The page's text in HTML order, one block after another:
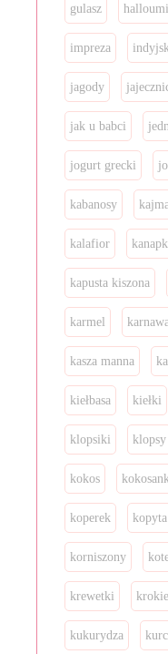
gulasz halloumi
impreza
jagody
jak u babci
jogurt grecki
kabanosy
kalafior
kapusta kiszona
karmel
kasza manna
kiełbasa kiełki
klopsiki klopsy
kokos
koperek kopyta
korniszony
krewetki
kukurydza